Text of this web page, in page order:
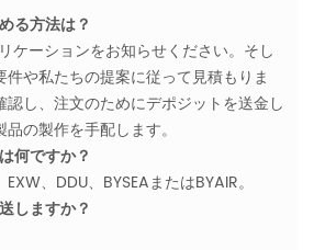
る方法は？
ケーションをお知らせください。そし
や私たちの提案に従って見積もりま
し、注文のためにデポジットを送金し
の製作を手配します。
何ですか？
、DDU、BYSEAまたはBYAIR。
しますか？